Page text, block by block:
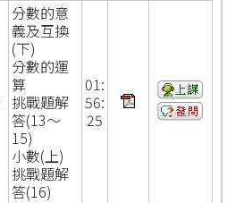
分數的意
義及互換
(下)
分數的運
算
挑戰題解
答(13～
15)
小數(上)
挑戰題解
答(16)
01:
56:
25